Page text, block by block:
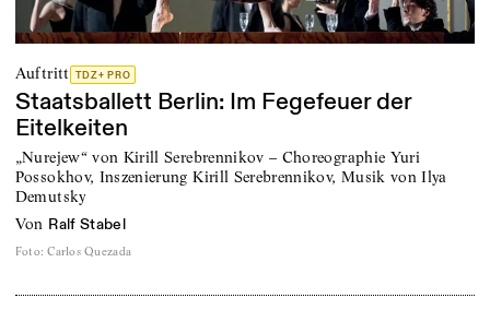
Auftritt TDZ+ PRO
Staatsballett Berlin: Im Fegefeuer der
Eitelkeiten
„Nurejew“ von Kirill Serebrennikov – Choreographie Yuri
Possokhov, Inszenierung Kirill Serebrennikov, Musik von Ilya
Demutsky
von Ralf Stabel
Foto: Carlos Quezada